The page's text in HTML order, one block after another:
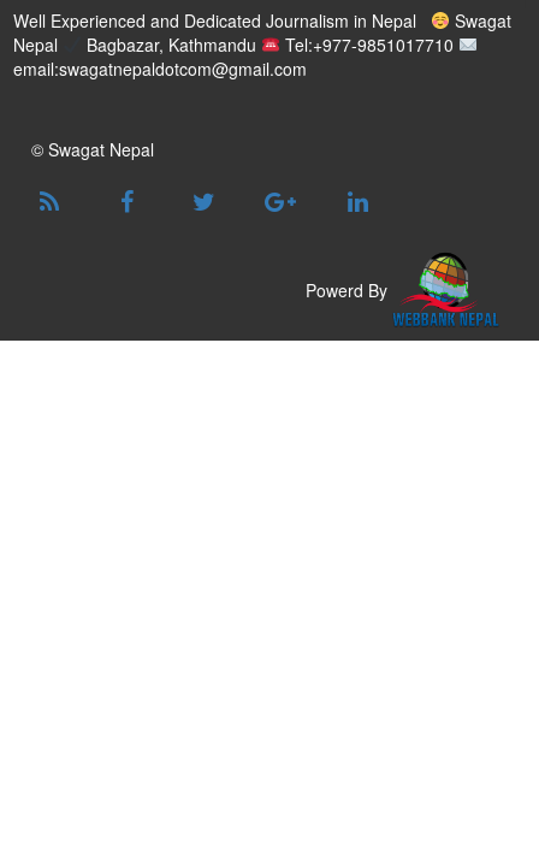
Well Experienced and Dedicated Journalism in Nepal
Swagat
Nepal
Bagbazar, Kathmandu
Tel:+977-9851017710
email:swagatnepaldotcom@gmail.com
© Swagat Nepal
Powerd By